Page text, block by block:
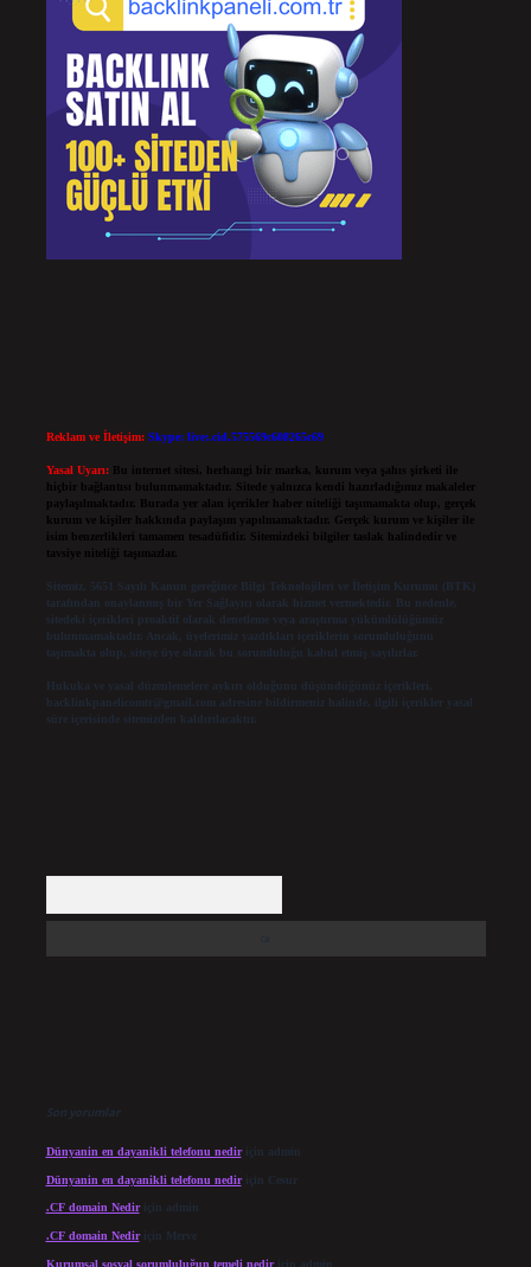
Reklam ve İletişim: Skype: live:.cid.575569c608265c69
Yasal Uyarı:
Bu internet sitesi, herhangi bir marka, kurum veya şahıs şirketi ile
hiçbir bağlantısı bulunmamaktadır. Sitede yalnızca kendi hazırladığımız makaleler
paylaşılmaktadır. Burada yer alan içerikler haber niteliği taşımamakta olup, gerçek
kurum ve kişiler hakkında paylaşım yapılmamaktadır. Gerçek kurum ve kişiler ile
isim benzerlikleri tamamen tesadüfidir. Sitemizdeki bilgiler taslak halindedir ve
tavsiye niteliği taşımazlar.
Sitemiz, 5651 Sayılı Kanun gereğince Bilgi Teknolojileri ve İletişim Kurumu (BTK)
tarafından onaylanmış bir Yer Sağlayıcı olarak hizmet vermektedir. Bu nedenle,
sitedeki içerikleri proaktif olarak denetleme veya araştırma yükümlülüğümüz
bulunmamaktadır. Ancak, üyelerimiz yazdıkları içeriklerin sorumluluğunu
taşımakta olup, siteye üye olarak bu sorumluluğu kabul etmiş sayılırlar.
Hukuka ve yasal düzenlemelere aykırı olduğunu düşündüğünüz içerikleri,
backlinkpanelicomtr@gmail.comadresine bildirmeniz halinde, ilgili içerikler yasal
süre içerisinde sitemizden kaldırılacaktır.
Son yorumlar
Dünyanin en dayanikli telefonu nediriçin admin
Dünyanin en dayanikli telefonu nediriçin Cesur
.CF domain Nediriçin admin
.CF domain Nediriçin Merve
Kurumsal sosyal sorumluluğun temeli nediriçin admin